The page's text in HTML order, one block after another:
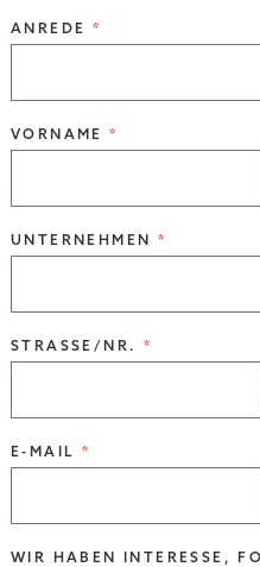
ANREDE
VORNAME
UNTERNEHMEN
STRASSE/NR.
E-MAIL
WIR HABEN INTERESSE,